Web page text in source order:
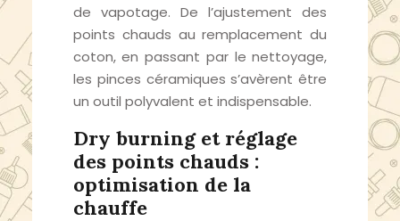
de vapotage. De l’ajustement des
points chauds au remplacement du
coton, en passant par le nettoyage,
les pinces céramiques s’avèrent être
un outil polyvalent et indispensable.
Dry burning et réglage
des points chauds :
optimisation de la
chauffe